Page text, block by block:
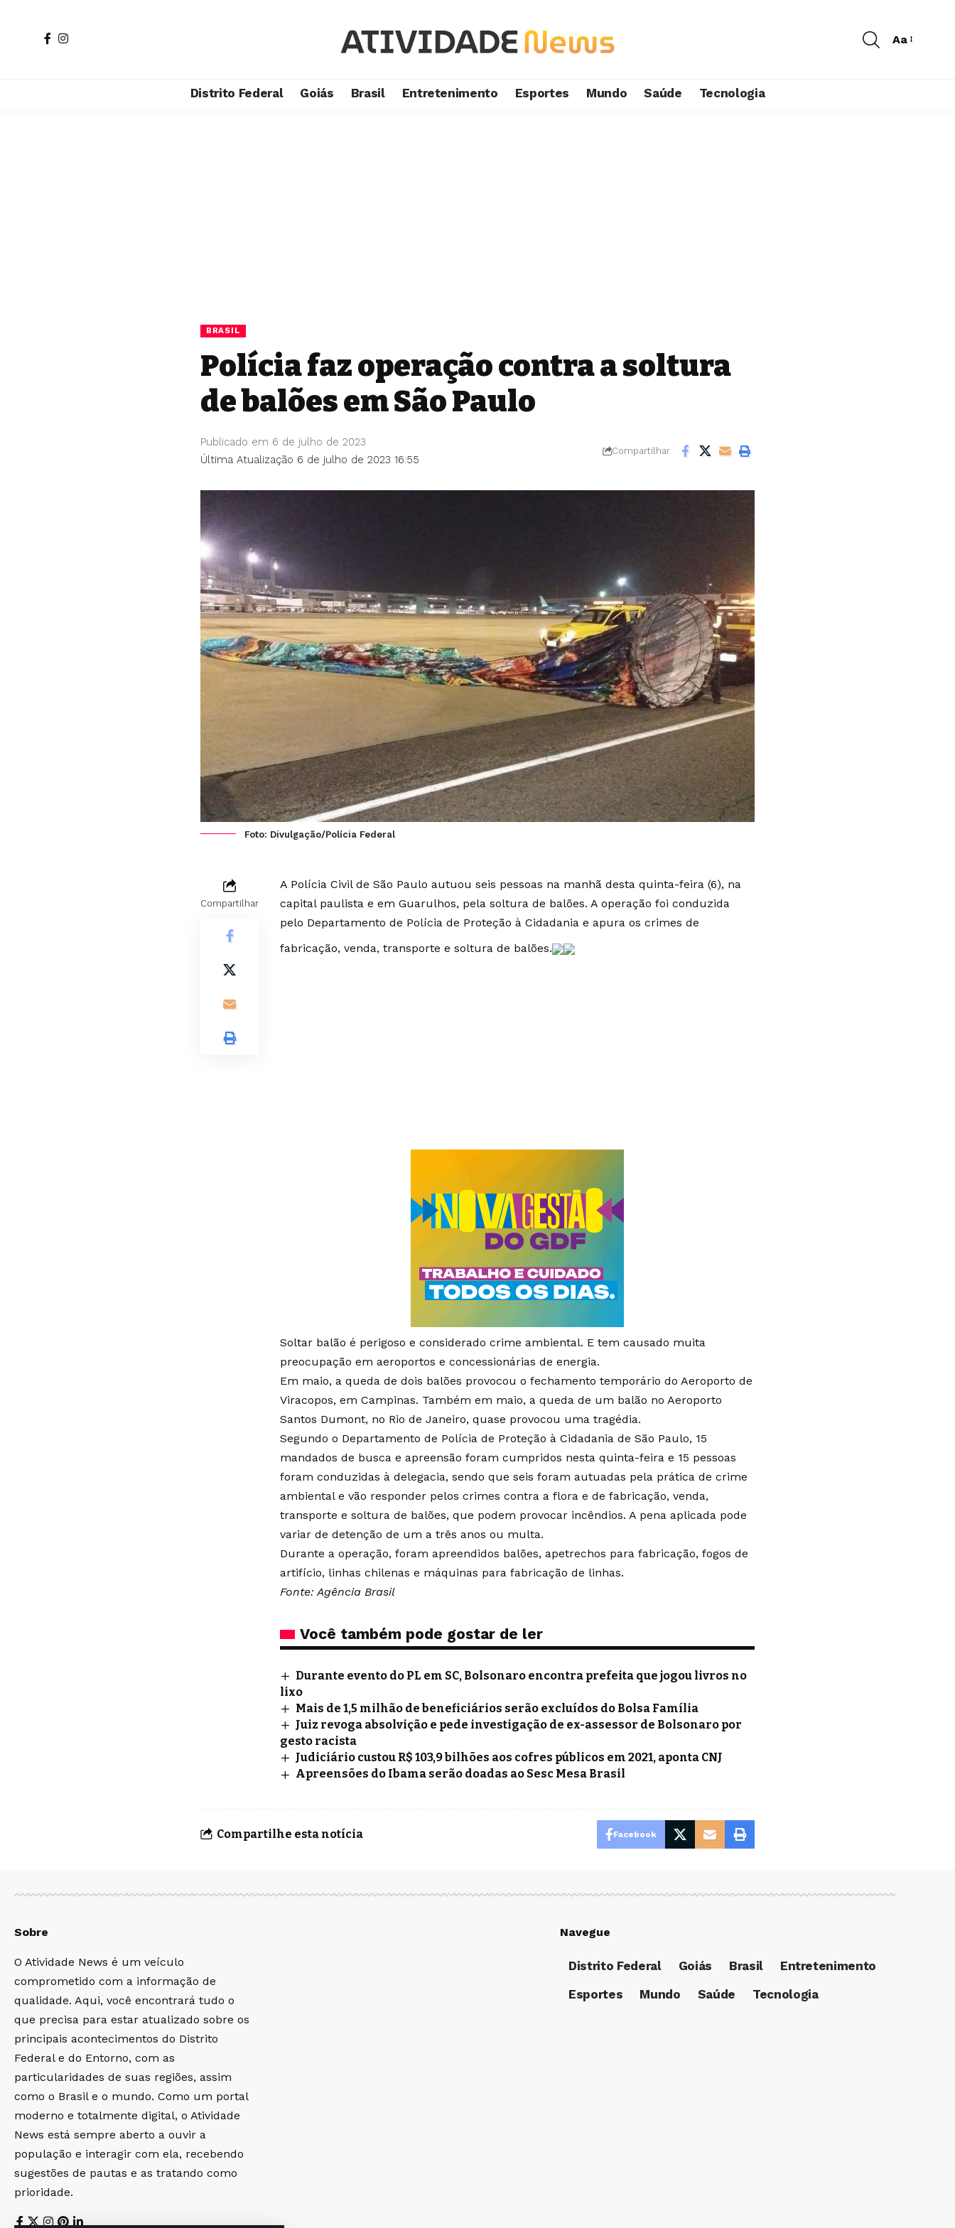
Aa
Distrito Federal Goiás Brasil Entretenimento Esportes Mundo Saúde Tecnologia
BRASIL
Polícia faz operação contra a soltura
de balões em São Paulo
Última Atualização 6 de julho de 2023 16:55
Publicado em 6 de julho de 2023
Compartilhar
Foto: Divulgação/Polícia Federal
Compartilhar
A Polícia Civil de São Paulo autuou seis pessoas na manhã desta quinta-feira (6), na
capital paulista e em Guarulhos, pela soltura de balões. A operação foi conduzida
pelo Departamento de Polícia de Proteção à Cidadania e apura os crimes de
fabricação, venda, transporte e soltura de balões.
Soltar balão é perigoso e considerado crime ambiental. E tem causado muita
preocupação em aeroportos e concessionárias de energia.
Em maio, a queda de dois balões provocou o fechamento temporário do Aeroporto de
Viracopos, em Campinas. Também em maio, a queda de um balão no Aeroporto
Santos Dumont, no Rio de Janeiro, quase provocou uma tragédia.
Segundo o Departamento de Polícia de Proteção à Cidadania de São Paulo, 15
mandados de busca e apreensão foram cumpridos nesta quinta-feira e 15 pessoas
foram conduzidas à delegacia, sendo que seis foram autuadas pela prática de crime
ambiental e vão responder pelos crimes contra a flora e de fabricação, venda,
transporte e soltura de balões, que podem provocar incêndios. A pena aplicada pode
variar de detenção de um a três anos ou multa.
Durante a operação, foram apreendidos balões, apetrechos para fabricação, fogos de
artifício, linhas chilenas e máquinas para fabricação de linhas.
Fonte: Agência Brasil
Você também pode gostar de ler
Durante evento do PL em SC, Bolsonaro encontra prefeita que jogou livros no
lixo
Mais de 1,5 milhão de beneficiários serão excluídos do Bolsa Família
Juiz revoga absolvição e pede investigação de ex-assessor de Bolsonaro por
gesto racista
Judiciário custou R$ 103,9 bilhões aos cofres públicos em 2021, aponta CNJ
Apreensões do Ibama serão doadas ao Sesc Mesa Brasil
Compartilhe esta notícia Facebook
Sobre
O Atividade News é um veículo
comprometido com a informação de
qualidade. Aqui, você encontrará tudo o
que precisa para estar atualizado sobre os
principais acontecimentos do Distrito
Federal e do Entorno, com as
particularidades de suas regiões, assim
como o Brasil e o mundo. Como um portal
moderno e totalmente digital, o Atividade
News está sempre aberto a ouvir a
população e interagir com ela, recebendo
sugestões de pautas e as tratando como
prioridade.
Navegue
Distrito Federal Goiás Brasil
Entretenimento
Esportes
Mundo Saúde Tecnologia